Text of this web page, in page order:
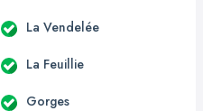
La Vendelée
La Feuillie
Gorges